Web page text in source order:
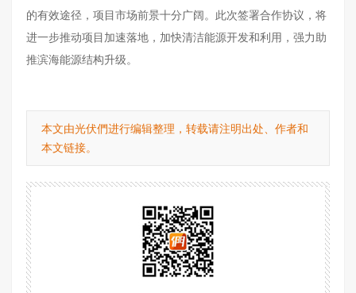
的有效途径，项目市场前景十分广阔。此次签署合作协议，将
进一步推动项目加速落地，加快清洁能源开发和利用，强力助
推滨海能源结构升级。
本文由光伏們进行编辑整理，转载请注明出处、作者和
本文链接。